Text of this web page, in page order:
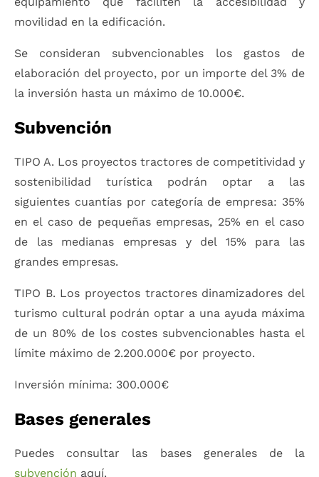
movilidad en la edificación.
Se consideran subvencionables los gastos de
elaboración del proyecto, por un importe del 3% de
la inversión hasta un máximo de 10.000€.
Subvención
TIPO A. Los proyectos tractores de competitividad y
sostenibilidad turística podrán optar a las
siguientes cuantías por categoría de empresa: 35%
en el caso de pequeñas empresas, 25% en el caso
de las medianas empresas y del 15% para las
grandes empresas.
TIPO B. Los proyectos tractores dinamizadores del
turismo cultural podrán optar a una ayuda máxima
de un 80% de los costes subvencionables hasta el
límite máximo de 2.200.000€ por proyecto.
Inversión mínima: 300.000€
Bases generales
Puedes consultar las bases generales de la
subvención aquí.